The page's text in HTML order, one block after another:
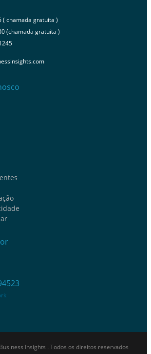
( chamada gratuita )
(chamada gratuita )
Insights . Todos os direitos reservados